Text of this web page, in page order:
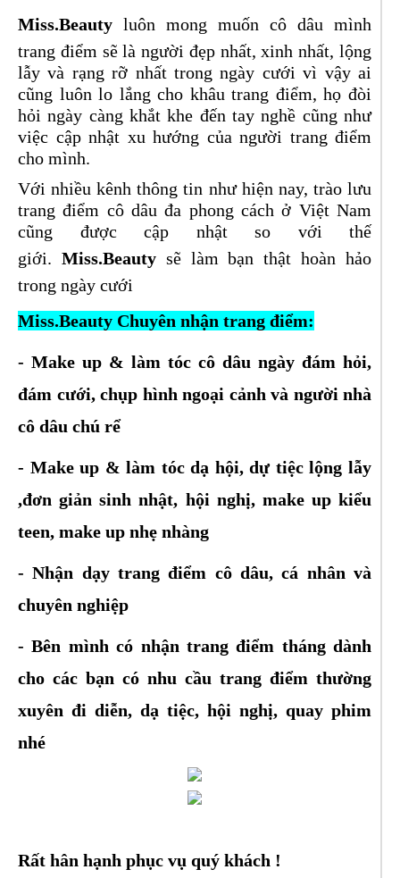
Miss.Beauty luôn mong muốn cô dâu mình
trang điểm sẽ là người đẹp nhất, xinh nhất, lộng
lẫy và rạng rỡ nhất trong ngày cưới vì vậy ai
cũng luôn lo lắng cho khâu trang điểm, họ đòi
hỏi ngày càng khắt khe đến tay nghề cũng như
việc cập nhật xu hướng của người trang điểm
cho mình.
Với nhiều kênh thông tin như hiện nay, trào lưu
trang điểm cô dâu đa phong cách ở Việt Nam
cũng được cập nhật so với thế
giới. Miss.Beautysẽ làm bạn thật hoàn hảo
trong ngày cưới
Miss.Beauty Chuyên nhận trang điểm:
- Make up & làm tóc cô dâu ngày đám hỏi,
đám cưới, chụp hình ngoại cảnh và người nhà
cô dâu chú rể
- Make up & làm tóc dạ hội, dự tiệc lộng lẫy
,đơn giản sinh nhật, hội nghị, make up kiểu
teen, make up nhẹ nhàng
- Nhận dạy trang điểm cô dâu, cá nhân và
chuyên nghiệp
- Bên mình có nhận trang điểm tháng dành
cho các bạn có nhu cầu trang điểm thường
xuyên đi diễn, dạ tiệc, hội nghị, quay phim
nhé
Rất hân hạnh phục vụ quý khách !